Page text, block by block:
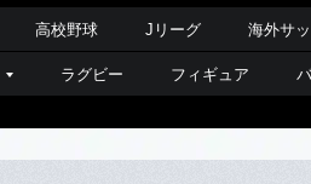
高校野球 Jリーグ 海外サ
ラグビー フィギュア